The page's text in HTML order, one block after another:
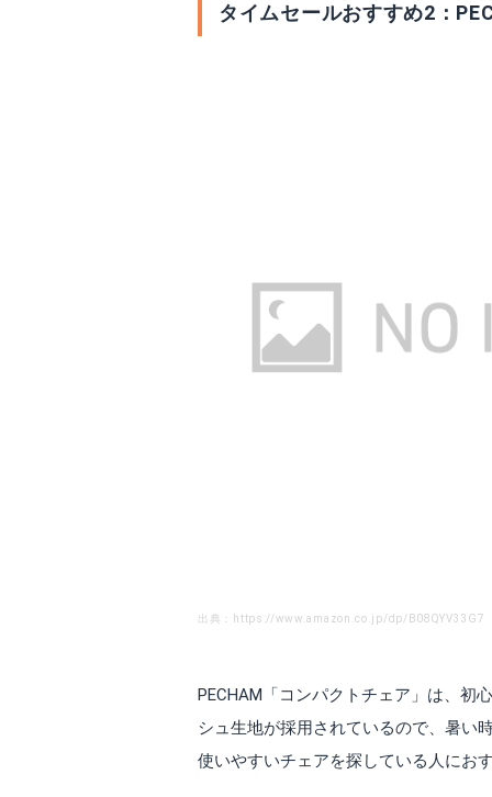
タイムセールおすすめ2：
出典：https://www.amazon.co.jp/dp/B08QYV33G7
PECHAM「コンパクトチェア」は、初
シュ生地が採用されているので、暑い
使いやすいチェアを探している人にお